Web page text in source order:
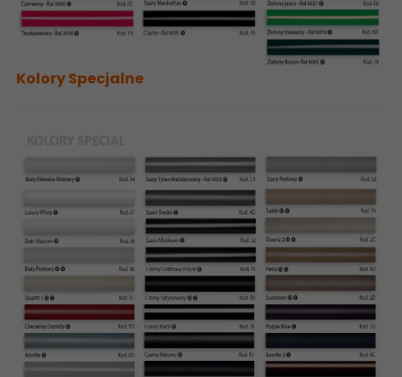
Kolory Specjalne